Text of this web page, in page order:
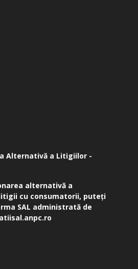
alternativă a
cu consumatorii, puteți
SAL administrată de